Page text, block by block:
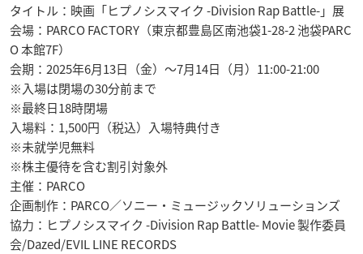
タイトル：映画「ヒプノシスマイク -Division Rap Battle-」展
会場：PARCO FACTORY（東京都豊島区南池袋1-28-2 池袋PARC
O 本館7F）
会期：2025年6月13日（金）～7月14日（月）11:00-21:00
※入場は閉場の30分前まで
※最終日18時閉場
入場料：1,500円（税込）入場特典付き
※未就学児無料
※株主優待を含む割引対象外
主催：PARCO
企画制作：PARCO／ソニー・ミュージックソリューションズ
協力：ヒプノシスマイク -Division Rap Battle- Movie 製作委員
会/Dazed/EVIL LINE RECORDS